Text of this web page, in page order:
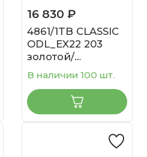
16 830 ₽
4861/1TB CLASSIC
ODL_EX22 203
золотой/
раноцветн.керамика/
абажур
Настольная
лампа E27 1*60W
4861/1TB CANDY
В наличии 100 шт.